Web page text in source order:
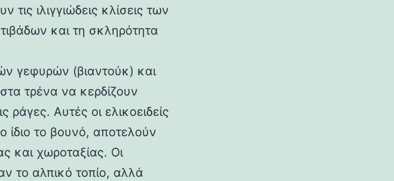
ιλιγγιώδεις κλίσεις των
και τη σκληρότητα
γεφυρών (βιαντούκ) και
τρένα να κερδίζουν
ράγες. Αυτές οι ελικοειδείς
ίδιο το βουνό, αποτελούν
και χωροταξίας. Οι
το αλπικό τοπίο, αλλά